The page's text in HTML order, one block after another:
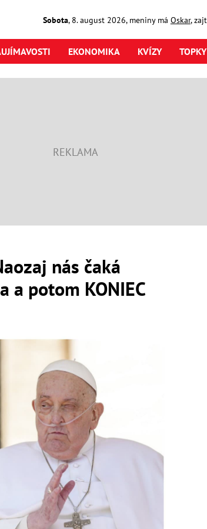
Sobota, 8. august2026, meniny má Oskar,
EKONOMIKA KVÍZY
nás čaká
a potom KONIEC